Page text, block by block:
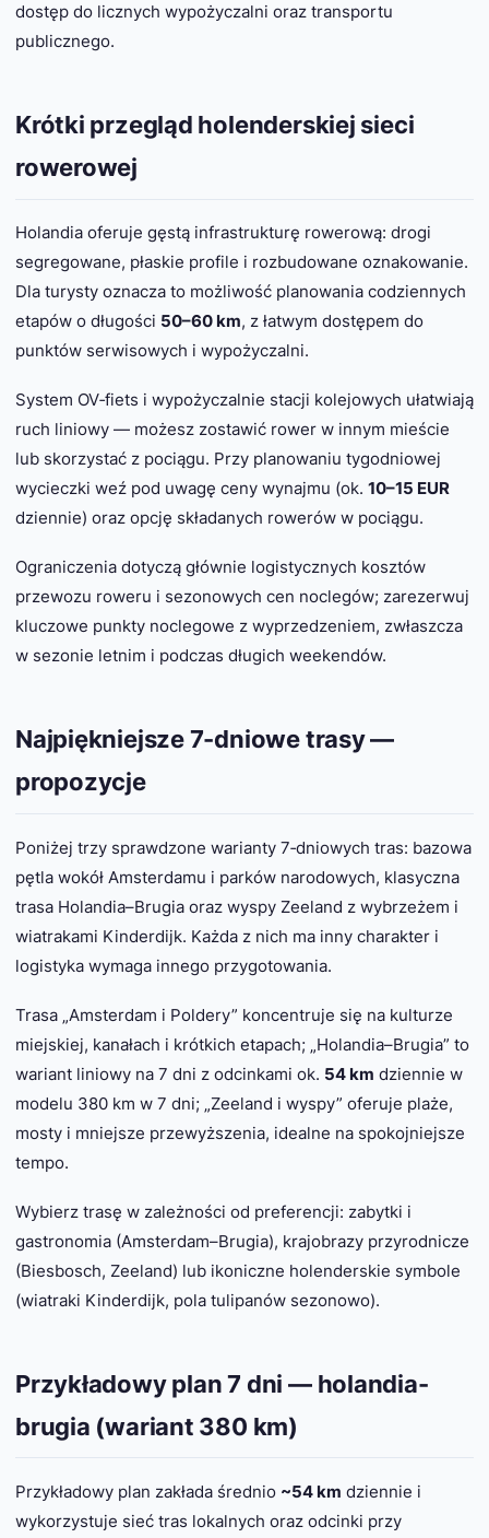
dostęp do licznych wypożyczalni oraz transportu
publicznego.
Krótki przegląd holenderskiej sieci
rowerowej
Holandia oferuje gęstą infrastrukturę rowerową: drogi
segregowane, płaskie profile i rozbudowane oznakowanie.
Dla turysty oznacza to możliwość planowania codziennych
etapów o długości 50–60 km, z łatwym dostępem do
punktów serwisowych i wypożyczalni.
System OV‑fiets i wypożyczalnie stacji kolejowych ułatwiają
ruch liniowy — możesz zostawić rower w innym mieście
lub skorzystać z pociągu. Przy planowaniu tygodniowej
wycieczki weź pod uwagę ceny wynajmu (ok. 10–15 EUR
dziennie) oraz opcję składanych rowerów w pociągu.
Ograniczenia dotyczą głównie logistycznych kosztów
przewozu roweru i sezonowych cen noclegów; zarezerwuj
kluczowe punkty noclegowe z wyprzedzeniem, zwłaszcza
w sezonie letnim i podczas długich weekendów.
Najpiękniejsze 7-dniowe trasy —
propozycje
Poniżej trzy sprawdzone warianty 7‑dniowych tras: bazowa
pętlа wokół Amsterdamu i parków narodowych, klasyczna
trasa Holandia–Brugia oraz wyspy Zeeland z wybrzeżem i
wiatrakami Kinderdijk. Każda z nich ma inny charakter i
logistyka wymaga innego przygotowania.
Trasa „Amsterdam i Poldery” koncentruje się na kulturze
miejskiej, kanałach i krótkich etapach; „Holandia–Brugia” to
wariant liniowy na 7 dni z odcinkami ok. 54 km dziennie w
modelu 380 km w 7 dni; „Zeeland i wyspy” oferuje plaże,
mosty i mniejsze przewyższenia, idealne na spokojniejsze
tempo.
Wybierz trasę w zależności od preferencji: zabytki i
gastronomia (Amsterdam–Brugia), krajobrazy przyrodnicze
(Biesbosch, Zeeland) lub ikoniczne holenderskie symbole
(wiatraki Kinderdijk, pola tulipanów sezonowo).
Przykładowy plan 7 dni — holandia-
brugia (wariant 380 km)
Przykładowy plan zakłada średnio ~54 km dziennie i
wykorzystuje sieć tras lokalnych oraz odcinki przy